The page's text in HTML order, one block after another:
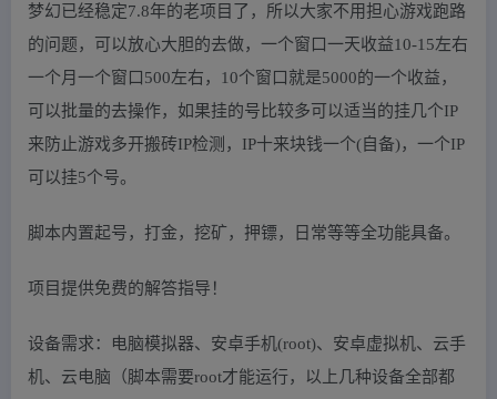
梦幻已经稳定7.8年的老项目了，所以大家不用担心游戏跑路
的问题，可以放心大胆的去做，一个窗口一天收益10-15左右
一个月一个窗口500左右，10个窗口就是5000的一个收益，
可以批量的去操作，如果挂的号比较多可以适当的挂几个IP
来防止游戏多开搬砖IP检测，IP十来块钱一个(自备)，一个IP
可以挂5个号。
脚本内置起号，打金，挖矿，押镖，日常等等全功能具备。
项目提供免费的解答指导！
设备需求：电脑模拟器、安卓手机(root)、安卓虚拟机、云手
机、云电脑（脚本需要root才能运行，以上几种设备全部都